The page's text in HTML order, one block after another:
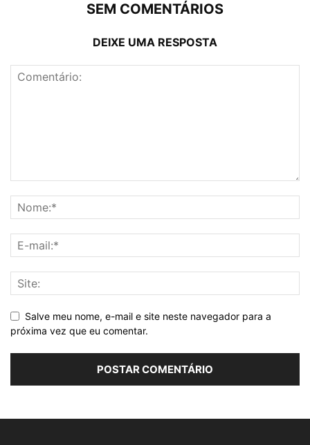
SEM COMENTÁRIOS
DEIXE UMA RESPOSTA
Salve meu nome, e-mail e site neste navegador para a
próxima vez que eu comentar.